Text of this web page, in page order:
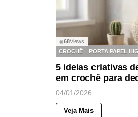
◉68Views
CROCHÊ
PORTA PAPEL
5 ideias criativas
em crochê para
04/01/2026
Veja Mais